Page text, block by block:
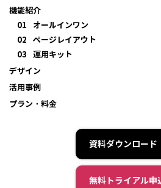
機能紹介
01
オールインワン
02
ページレイアウト
03
運用キット
デザイン
活用事例
プラン・料金
資料ダウンロード
無料トライアル申